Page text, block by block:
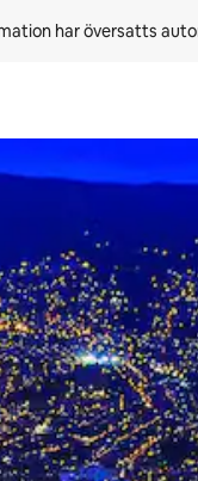
har översatts
eller utforska